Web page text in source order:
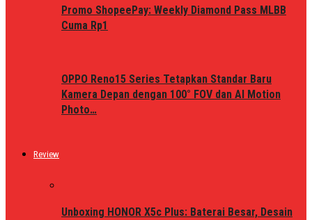
Promo ShopeePay: Weekly Diamond Pass MLBB
Cuma Rp1
OPPO Reno15 Series Tetapkan Standar Baru
Kamera Depan dengan 100° FOV dan AI Motion
Photo…
Review
Unboxing HONOR X5c Plus: Baterai Besar, Desain